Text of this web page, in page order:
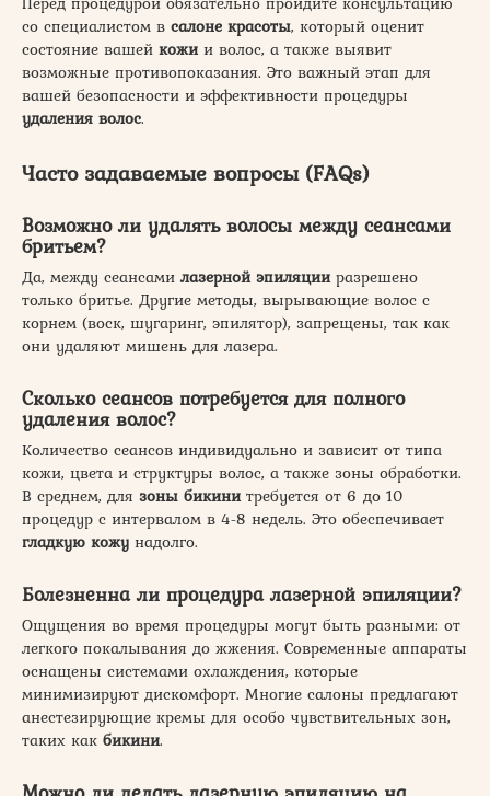
со специалистом в салоне красоты, который оценит
состояние вашей кожии волос, а также выявит
возможные противопоказания. Это важный этап для
вашей безопасности и эффективности процедуры
удаления волос.
Часто задаваемые вопросы (FAQs)
Возможно ли удалять волосы между сеансами
бритьем?
Да, между сеансами лазерной эпиляцииразрешено
только бритье. Другие методы, вырывающие волос с
корнем (воск, шугаринг, эпилятор), запрещены, так как
они удаляют мишень для лазера.
Сколько сеансов потребуется для полного
удаления волос?
Количество сеансов индивидуально и зависит от типа
кожи, цвета и структуры волос, а также зоны обработки.
В среднем, для зоны бикинитребуется от 6 до 10
процедур с интервалом в 4-8 недель. Это обеспечивает
гладкую кожу надолго.
Болезненна ли процедура лазерной эпиляции?
Ощущения во время процедуры могут быть разными: от
легкого покалывания до жжения. Современные аппараты
оснащены системами охлаждения, которые
минимизируют дискомфорт. Многие салоны предлагают
анестезирующие кремы для особо чувствительных зон,
таких как бикини.